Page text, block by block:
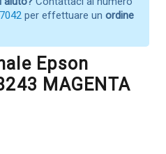
per effettuare un ordine
Epson
MAGENTA